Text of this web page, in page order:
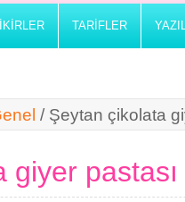
TARIFLER
/ Şeytan çikolata
giyer pastası